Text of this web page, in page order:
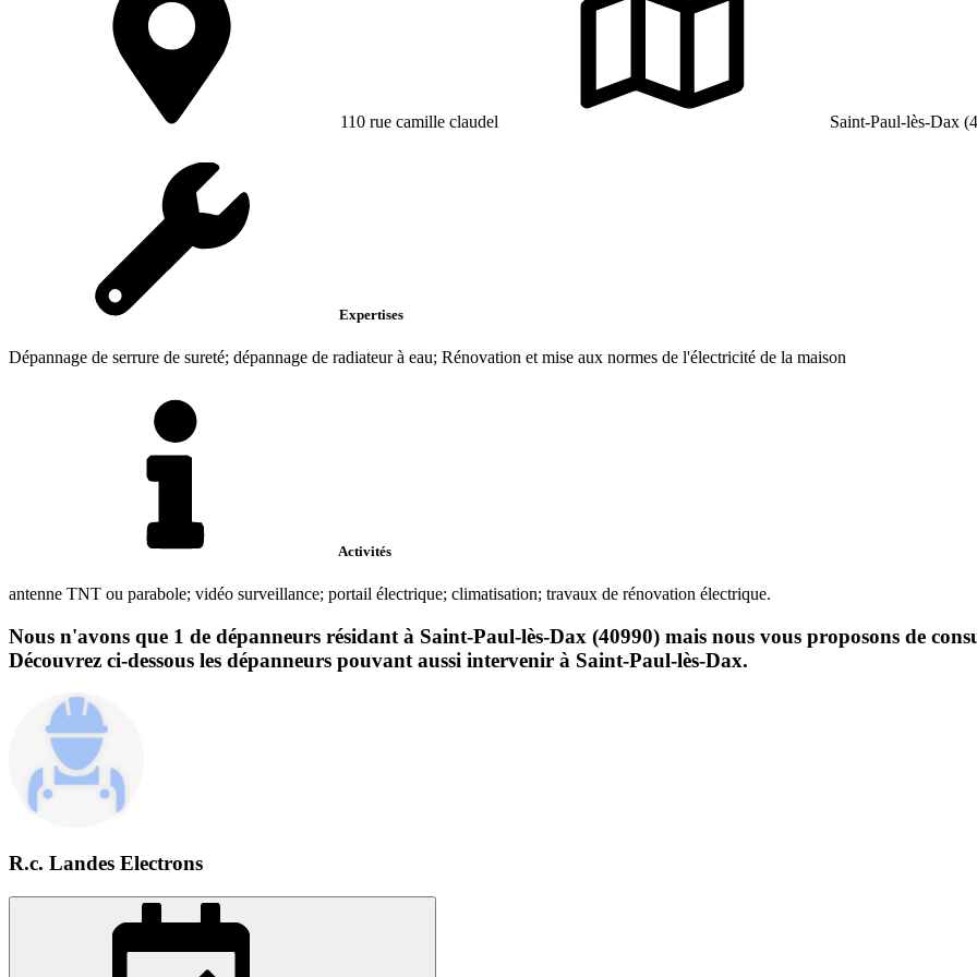
110 rue camille claudel Saint-Paul-lès-Dax
Expertises
Dépannage de serrure de sureté; dépannage de radiateur à eau; Rénovation et mise aux normes de l'électricité de la maison
Activités
antenne TNT ou parabole; vidéo surveillance; portail électrique; climatisation; travaux de rénovation électrique.
Nous n'avons que 1 de dépanneurs résidant à Saint-Paul-lès-Dax (40990) mais nous vous proposons de
Découvrez ci-dessous les dépanneurs pouvant aussi intervenir à Saint-Paul-lès-Dax.
R.c. Landes Electrons